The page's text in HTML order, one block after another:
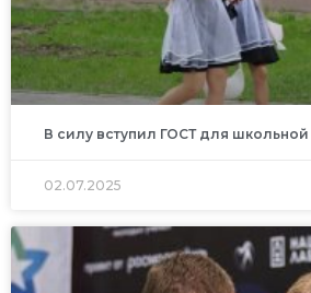
В силу вступил ГОСТ для
02.07.2025